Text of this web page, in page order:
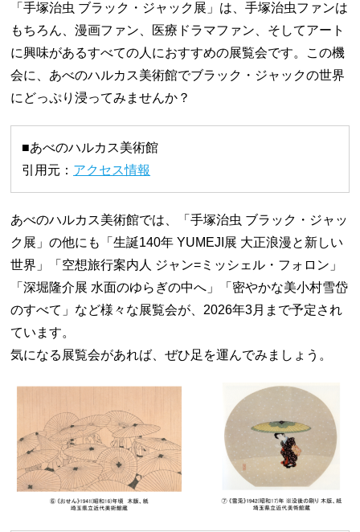
「手塚治虫 ブラック・ジャック展」は、手塚治虫ファンは
もちろん、漫画ファン、医療ドラマファン、そしてアート
に興味があるすべての人におすすめの展覧会です。この機
会に、あべのハルカス美術館でブラック・ジャックの世界
にどっぷり浸ってみませんか？
■あべのハルカス美術館
引用元： アクセス情報
あべのハルカス美術館では、「手塚治虫 ブラック・ジャッ
ク展」の他にも「生誕140年 YUMEJI展 大正浪漫と新しい
世界」「空想旅行案内人 ジャン=ミッシェル・フォロン」
「深堀隆介展 水面のゆらぎの中へ」「密やかな美小村雪岱
のすべて」など様々な展覧会が、2026年3月まで予定され
ています。
気になる展覧会があれば、ぜひ足を運んでみましょう。